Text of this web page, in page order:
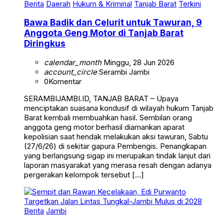
Berita Daerah Hukum & Kriminal Tanjab Barat Terkini
Bawa Badik dan Celurit untuk Tawuran, 9
Anggota Geng Motor di Tanjab Barat
Diringkus
calendar_monthMinggu, 28 Jun 2026
account_circleSerambi Jambi
0Komentar
SERAMBIJAMBI.ID, TANJAB BARAT – Upaya
menciptakan suasana kondusif di wilayah hukum Tanjab
Barat kembali membuahkan hasil. Sembilan orang
anggota geng motor berhasil diamankan aparat
kepolisian saat hendak melakukan aksi tawuran, Sabtu
(27/6/26) di sekitar gapura Pembengis. Penangkapan
yang berlangsung sigap ini merupakan tindak lanjut dari
laporan masyarakat yang merasa resah dengan adanya
pergerakan kelompok tersebut […]
Berita Jambi